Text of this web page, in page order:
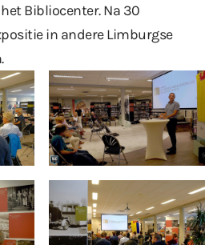
Bibliocenter. Na 30
in andere Limburgse